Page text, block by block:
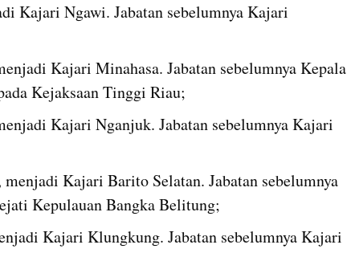
Kajari Ngawi. Jabatan sebelumnya Kajari
Kajari Minahasa. Jabatan sebelumnya Kepala
Kejaksaan Tinggi Riau;
Kajari Nganjuk. Jabatan sebelumnya Kajari
menjadi Kajari Barito Selatan. Jabatan sebelumnya
Kepulauan Bangka Belitung;
Kajari Klungkung. Jabatan sebelumnya Kajari